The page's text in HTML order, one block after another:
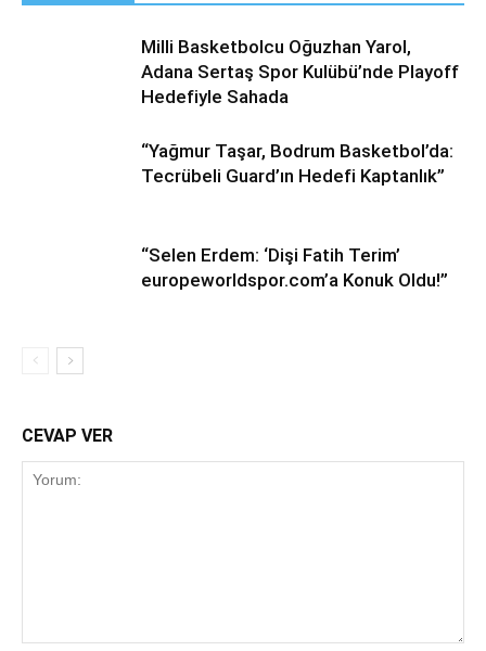
Milli Basketbolcu Oğuzhan Yarol,
Adana Sertaş Spor Kulübü’nde Playoff
Hedefiyle Sahada
“Yağmur Taşar, Bodrum Basketbol’da:
Tecrübeli Guard’ın Hedefi Kaptanlık”
“Selen Erdem: ‘Dişi Fatih Terim’
europeworldspor.com’a Konuk Oldu!”
CEVAP VER